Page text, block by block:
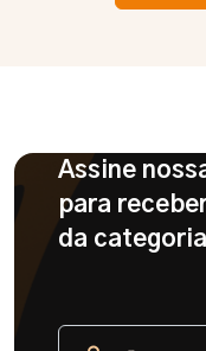
Assine
para
da